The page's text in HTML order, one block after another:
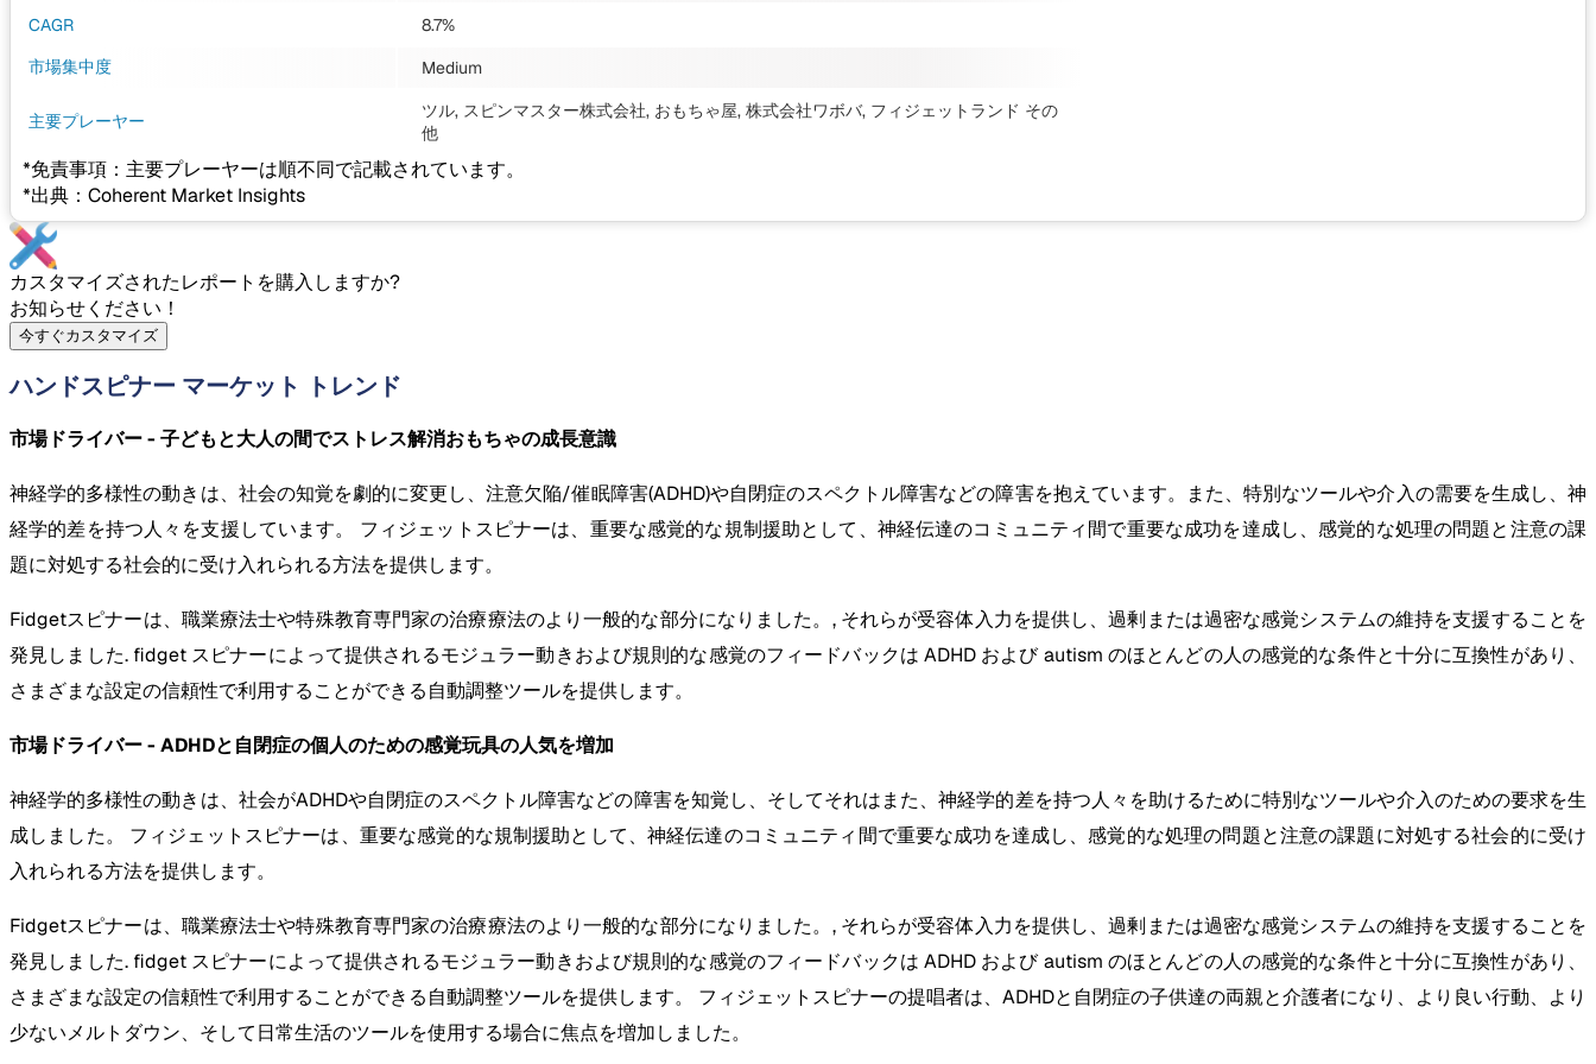
CAGR
8.7%
市場集中度
Medium
主要プレーヤー ツル, スピンマスター株式会社, おもちゃ屋, 株式会社ワボバ, フィジェットランド その
他
*免責事項：主要プレーヤーは順不同で記載されています。
*出典：Coherent Market Insights
カスタマイズされたレポートを購入しますか?
お知らせください！
今すぐカスタマイズ
ハンドスピナー マーケット トレンド
市場ドライバー - 子どもと大人の間でストレス解消おもちゃの成長意識
神経学的多様性の動きは、社会の知覚を劇的に変更し、注意欠陥/催眠障害(ADHD)や自閉症のスペクトル障害などの障害を抱えています。また、特別なツールや介入の需要を生成し、神
経学的差を持つ人々を支援しています。 フィジェットスピナーは、重要な感覚的な規制援助として、神経伝達のコミュニティ間で重要な成功を達成し、感覚的な処理の問題と注意の課
題に対処する社会的に受け入れられる方法を提供します。
Fidgetスピナーは、職業療法士や特殊教育専門家の治療療法のより一般的な部分になりました。, それらが受容体入力を提供し、過剰または過密な感覚システムの維持を支援することを
発見しました. fidget スピナーによって提供されるモジュラー動きおよび規則的な感覚のフィードバックは ADHD および autism のほとんどの人の感覚的な条件と十分に互換性があり、
さまざまな設定の信頼性で利用することができる自動調整ツールを提供します。
市場ドライバー - ADHDと自閉症の個人のための感覚玩具の人気を増加
神経学的多様性の動きは、社会がADHDや自閉症のスペクトル障害などの障害を知覚し、そしてそれはまた、神経学的差を持つ人々を助けるために特別なツールや介入のための要求を生
成しました。 フィジェットスピナーは、重要な感覚的な規制援助として、神経伝達のコミュニティ間で重要な成功を達成し、感覚的な処理の問題と注意の課題に対処する社会的に受け
入れられる方法を提供します。
Fidgetスピナーは、職業療法士や特殊教育専門家の治療療法のより一般的な部分になりました。, それらが受容体入力を提供し、過剰または過密な感覚システムの維持を支援することを
発見しました. fidget スピナーによって提供されるモジュラー動きおよび規則的な感覚のフィードバックは ADHD および autism のほとんどの人の感覚的な条件と十分に互換性があり、
さまざまな設定の信頼性で利用することができる自動調整ツールを提供します。 フィジェットスピナーの提唱者は、ADHDと自閉症の子供達の両親と介護者になり、より良い行動、より
少ないメルトダウン、そして日常生活のツールを使用する場合に焦点を増加しました。